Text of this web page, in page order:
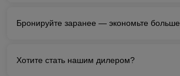
Бронируйте заранее — экономьте больше
Хотите стать нашим дилером?